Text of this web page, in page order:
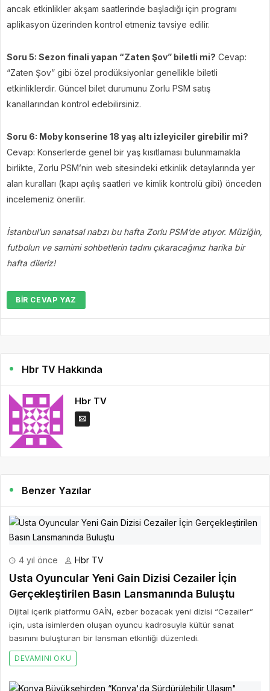
ancak etkinlikler akşam saatlerinde başladığı için programı
aplikasyon üzerinden kontrol etmeniz tavsiye edilir.
Soru 5: Sezon finali yapan “Zaten Şov” biletli mi? Cevap:
“Zaten Şov” gibi özel prodüksiyonlar genellikle biletli
etkinliklerdir. Güncel bilet durumunu Zorlu PSM satış
kanallarından kontrol edebilirsiniz.
Soru 6: Moby konserine 18 yaş altı izleyiciler girebilir mi?
Cevap: Konserlerde genel bir yaş kısıtlaması bulunmamakla
birlikte, Zorlu PSM’nin web sitesindeki etkinlik detaylarında yer
alan kuralları (kapı açılış saatleri ve kimlik kontrolü gibi) önceden
incelemeniz önerilir.
İstanbul’un sanatsal nabzı bu hafta Zorlu PSM’de atıyor. Müziğin,
futbolun ve samimi sohbetlerin tadını çıkaracağınız harika bir
hafta dileriz!
BIR CEVAP YAZ
Hbr TV Hakkında
Hbr TV
Benzer Yazılar
4 yıl önce Hbr TV
Usta Oyuncular Yeni Gain Dizisi Cezailer İçin
Gerçekleştirilen Basın Lansmanında Buluştu
Dijital içerik platformu GAİN, ezber bozacak yeni dizisi “Cezailer”
için, usta isimlerden oluşan oyuncu kadrosuyla kültür sanat
basınını buluşturan bir lansman etkinliği düzenledi.
DEVAMINI OKU